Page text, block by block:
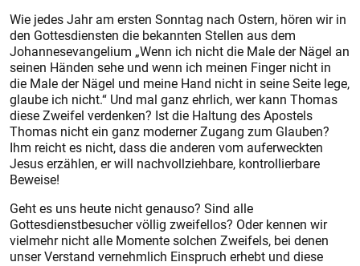
Wie jedes Jahr am ersten Sonntag nach Ostern, hören wir in
den Gottesdiensten die bekannten Stellen aus dem
Johannesevangelium „Wenn ich nicht die Male der Nägel an
seinen Händen sehe und wenn ich meinen Finger nicht in
die Male der Nägel und meine Hand nicht in seine Seite lege,
glaube ich nicht.“ Und mal ganz ehrlich, wer kann Thomas
diese Zweifel verdenken? Ist die Haltung des Apostels
Thomas nicht ein ganz moderner Zugang zum Glauben?
Ihm reicht es nicht, dass die anderen vom auferweckten
Jesus erzählen, er will nachvollziehbare, kontrollierbare
Beweise!
Geht es uns heute nicht genauso? Sind alle
Gottesdienstbesucher völlig zweifellos? Oder kennen wir
vielmehr nicht alle Momente solchen Zweifels, bei denen
unser Verstand vernehmlich Einspruch erhebt und diese